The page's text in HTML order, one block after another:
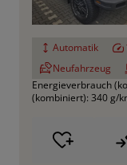
Automatik
Neufahrzeug
Energieverbrauch
(kombiniert): 340 g/